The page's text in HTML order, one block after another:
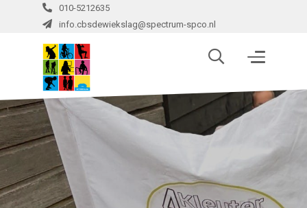
010-5212635
info.cbsdewiekslag@spectrum-spco.nl